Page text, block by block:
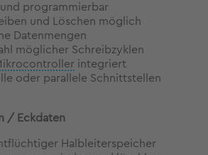
programmierbar
und Löschen möglich
Datenmengen
möglicher Schreibzyklen
integriert
oder parallele Schnittstellen
/ Eckdaten
Halbleiterspeicher